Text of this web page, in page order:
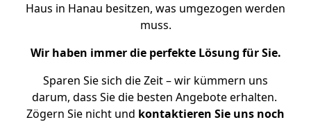
Haus in Hanau besitzen, was umgezogen werden
muss.
Wir haben immer die perfekte Lösung für Sie.
Sparen Sie sich die Zeit – wir kümmern uns
darum, dass Sie die besten Angebote erhalten.
Zögern Sie nicht und kontaktieren Sie uns noch